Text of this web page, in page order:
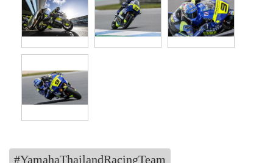
#YamahaThailandRacingTeam